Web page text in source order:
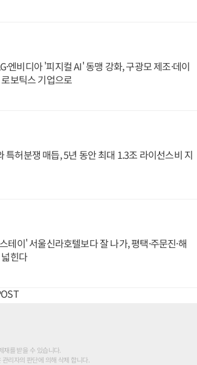
엔비디아 '피지컬 AI' 동맹 강화, 구광모 제조·데이
보틱스 기업으로
특허분쟁 매듭, 5년 동안 최대 1.3조 라이선스비 지
테이' 서울신라호텔보다 잘 나가, 평택·주문진·해
힌다
재를 받을 수 있습니다.
리자의 판단에 의해 삭제 합니다.